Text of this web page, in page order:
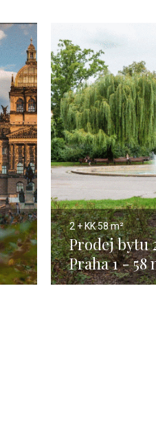
2 + KK58 m²
Prodej bytu
Praha 1 - 58